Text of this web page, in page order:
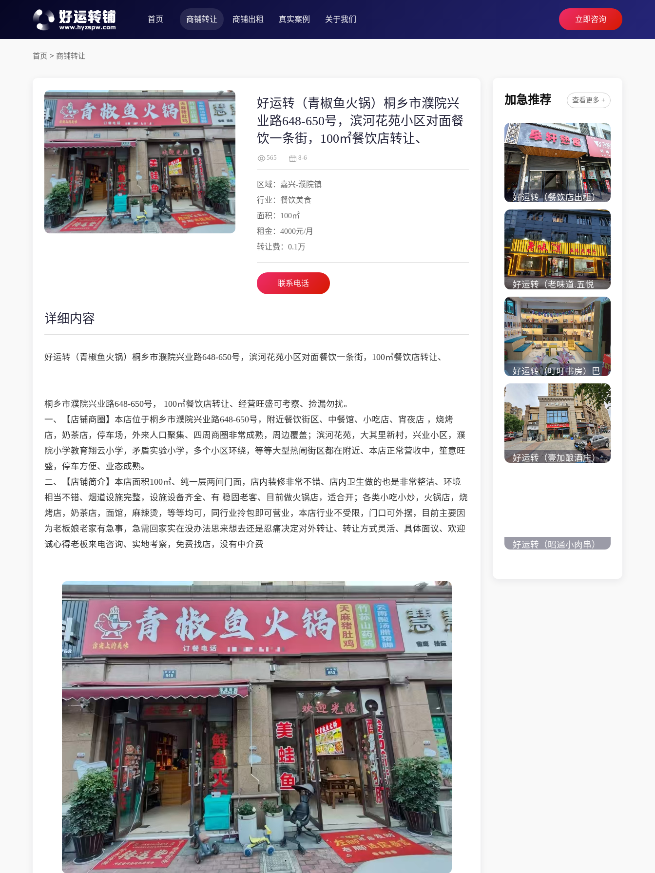
首页 商铺转让 商铺出租 真实案例 关于我们 立即咨询
首页 > 商铺转让
好运转（青椒鱼火锅）桐乡市濮院兴
业路648-650号，滨河花苑小区对面餐
饮一条街，100㎡餐饮店转让、
565 8-6
区域：嘉兴-濮院镇
行业：餐饮美食
面积：100㎡
租金：4000元/月
转让费：0.1万
联系电话
详细内容
好运转（青椒鱼火锅）桐乡市濮院兴业路648-650号，滨河花苑小区对面餐饮一条街，100㎡餐饮店转让、
桐乡市濮院兴业路648-650号， 100㎡餐饮店转让、经营旺盛可考察、捡漏勿扰。
一、【店铺商圈】本店位于桐乡市濮院兴业路648-650号，附近餐饮街区、中餐馆、小吃店、宵夜店 ，烧烤
店，奶茶店，停车场，外来人口聚集、四周商圈非常成熟，周边覆盖；滨河花苑，大其里新村，兴业小区，濮
院小学教育翔云小学，矛盾实验小学，多个小区环绕，等等大型热闹街区都在附近、本店正常营收中，笙意旺
盛，停车方便、业态成熟。
二、【店铺简介】本店面积100㎡、纯一层两间门面，店内装修非常不错、店内卫生做的也是非常整洁、环境
相当不错、烟道设施完整，设施设备齐全、有 稳固老客、目前做火锅店，适合开；各类小吃小炒，火锅店，烧
烤店，奶茶店，面馆，麻辣烫，等等均可，同行业拎包即可营业，本店行业不受限，门口可外摆，目前主要因
为老板娘老家有急事，急需回家实在没办法思来想去还是忍痛决定对外转让、转让方式灵活、具体面议、欢迎
诚心得老板来电咨询、实地考察，免费找店，没有中介费
加急推荐 查看更多 +
好运转（餐饮店出租）
桐乡市濮院小区门口学
校对面旺铺出租
立即查看 +
好运转（老味道.五悦
天餐厅）做了近4年的
餐饮店转让、主要房租
低
立即查看 +
好运转（叮叮书房）巴
黎都市附近实验小学旁
200㎡培训班带生源转
让
立即查看 +
好运转（壹加酿酒庄）
好运转（昭通小肉串）